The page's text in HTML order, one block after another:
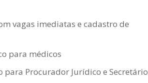
vagas imediatas e cadastro de
para médicos
para Procurador Jurídico e Secretário